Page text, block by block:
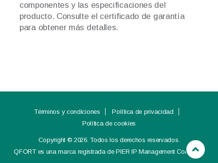
componentes y las especificaciones del
producto. Consulte el certificado de garantía
para obtener más detalles.
Términos y condiciones
Política de privacidad
Política de cookies
Copyright © 2026. Todos los derechos reservados.
QFORT es una marca registrada de PIER IP Management Company